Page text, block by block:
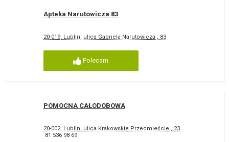
Apteka Narutowicza 83
20-019, Lublin, ulica Gabriela Narutowicza , 83
Polecam
POMOCNA CAŁODOBOWA
20-002, Lublin, ulica Krakowskie Przedmieście , 23
81 536 98 69